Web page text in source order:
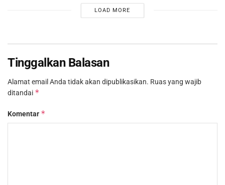
LOAD MORE
Tinggalkan Balasan
Alamat email Anda tidak akan dipublikasikan. Ruas yang wajib
ditandai *
Komentar *